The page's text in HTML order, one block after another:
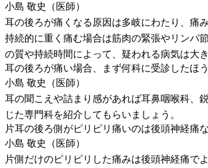
小島 敬史（医師）
耳の後ろが痛くなる原因は多岐にわたり、痛
持続的に重く痛む場合は筋肉の緊張やリンパ
の質や持続時間によって、疑われる病気は大
耳の後ろが痛い場合、まず何科に受診したほ
小島 敬史（医師）
耳の聞こえや詰まり感があれば耳鼻咽喉科、
じた専門科を紹介してもらいましょう。
片耳の後ろ側がピリピリ痛いのは後頭神経痛
小島 敬史（医師）
片側だけのピリピリした痛みは後頭神経痛で